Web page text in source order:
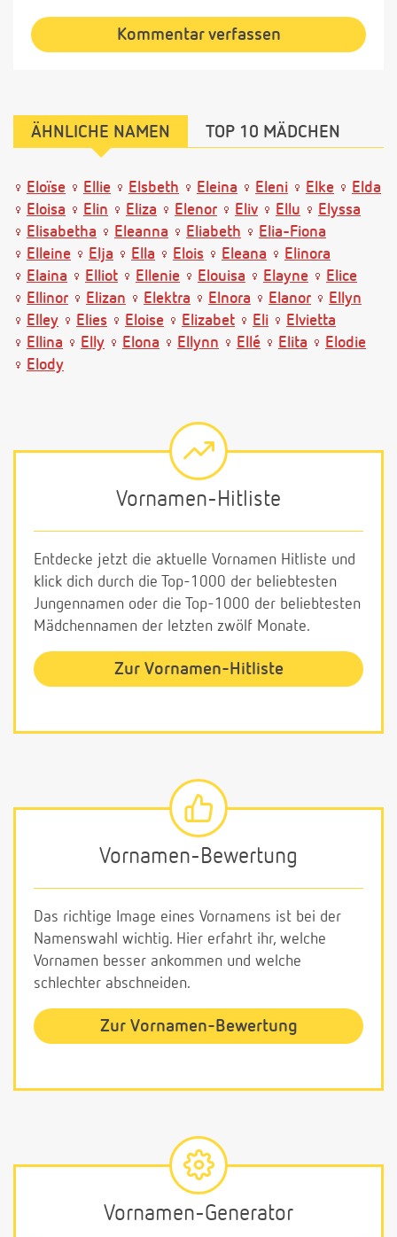
Kommentar verfassen
ÄHNLICHE NAMEN TOP 10 MÄDCHEN
Eloïse Ellie Elsbeth Eleina Eleni Elke
Elda
Eloisa
Elin Eliza Elenor Eliv Ellu
Elyssa
Elisabetha
Eleanna Eliabeth
Elia-Fiona
Elleine
Elja Ella Elois Eleana
Elinora
Elaina
Elliot Ellenie Elouisa Elayne
Elice
Ellinor
Elizan Elektra Elnora Elanor
Ellyn
Elley
Elies Eloise Elizabet Eli
Elvietta
Ellina
Elly Elona Ellynn Ellé Elita
Elodie
Elody
Vornamen-Hitliste
Entdecke jetzt die aktuelle Vornamen Hitliste und
klick dich durch die Top-1000 der beliebtesten
Jungennamen oder die Top-1000 der beliebtesten
Mädchennamen der letzten zwölf Monate.
Zur Vornamen-Hitliste
Vornamen-Bewertung
Das richtige Image eines Vornamens ist bei der
Namenswahl wichtig. Hier erfahrt ihr, welche
Vornamen besser ankommen und welche
schlechter abschneiden.
Zur Vornamen-Bewertung
Vornamen-Generator